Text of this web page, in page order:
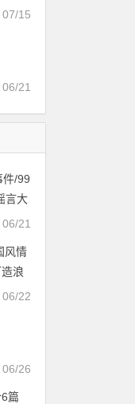
07/15
06/21
件/99
言大
06/21
风情
浪
06/22
06/26
篇